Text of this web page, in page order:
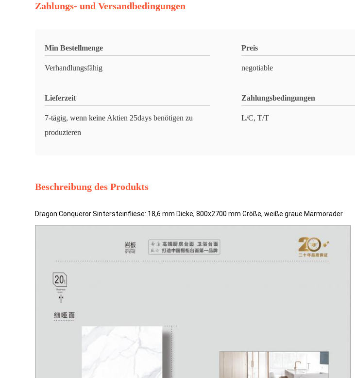
Zahlungs- und Versandbedingungen
Min Bestellmenge
Verhandlungsfähig
Preis
negotiable
Lieferzeit
7-tägig, wenn keine Aktien 25days benötigen zu
produzieren
Zahlungsbedingungen
L/C, T/T
Beschreibung des Produkts
Dragon Conqueror Sintersteinfliese: 18,6 mm Dicke, 800x2700 mm Größe, weiße graue Marmorader